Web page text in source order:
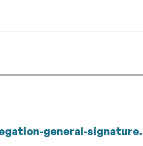
general-